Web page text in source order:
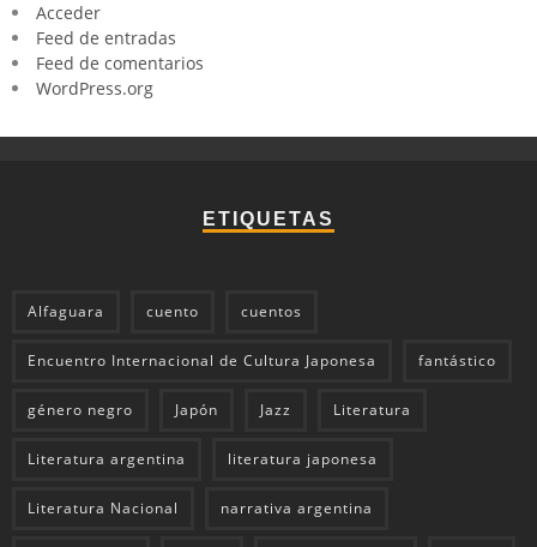
Acceder
Feed de entradas
Feed de comentarios
WordPress.org
ETIQUETAS
Alfaguara cuento cuentos
Encuentro Internacional de Cultura Japonesa fantástico
género negro Japón Jazz Literatura
Literatura argentina literatura japonesa
Literatura Nacional narrativa argentina